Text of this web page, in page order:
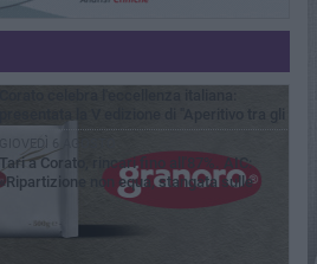
GIOVEDÌ 6 AGOSTO
di San Domenico: il gusto che
5 AGOSTO
Tari a Corato, rincari fino all'87%. AIC:
non equa, stangata sulle